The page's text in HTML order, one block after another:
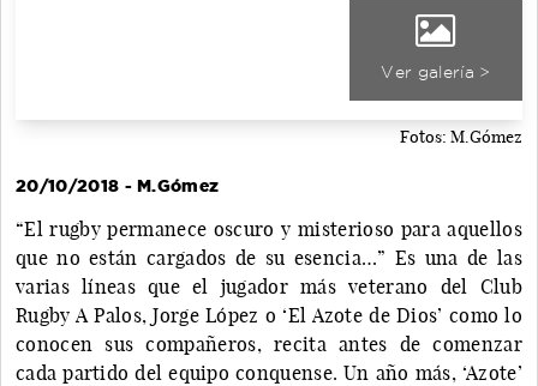
Ver galería >
Fotos: M.Gómez
20/10/2018 - M.Gómez
“El rugby permanece oscuro y misterioso para aquellos
que no están cargados de su esencia…” Es una de las
varias líneas que el jugador más veterano del Club
Rugby A Palos, Jorge López o ‘El Azote de Dios’ como lo
conocen sus compañeros, recita antes de comenzar
cada partido del equipo conquense. Un año más, ‘Azote’